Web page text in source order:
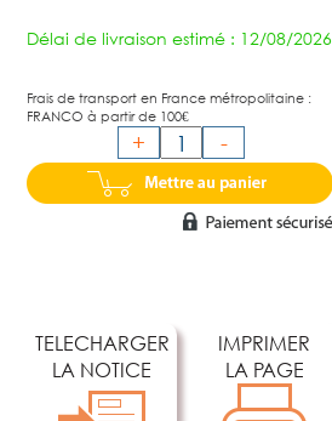
Délai de livraison estimé : 12/08/2026
Frais de transport en France métropolitaine :
FRANCO à partir de 100€
+ -
TELECHARGER
LA NOTICE
IMPRIMER
LA PAGE